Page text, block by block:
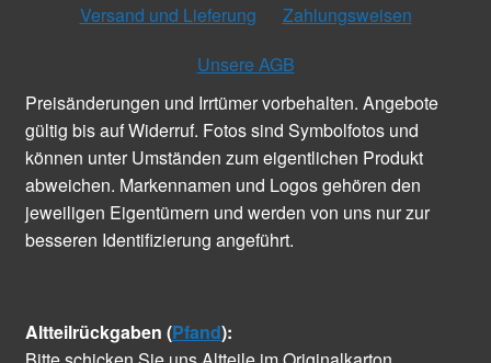
Versand und Lieferung
Zahlungsweisen
Unsere AGB
Preisänderungen und Irrtümer vorbehalten. Angebote
gültig bis auf Widerruf. Fotos sind Symbolfotos und
können unter Umständen zum eigentlichen Produkt
abweichen. Markennamen und Logos gehören den
jeweiligen Eigentümern und werden von uns nur zur
besseren Identifizierung angeführt.
Altteilrückgaben (Pfand):